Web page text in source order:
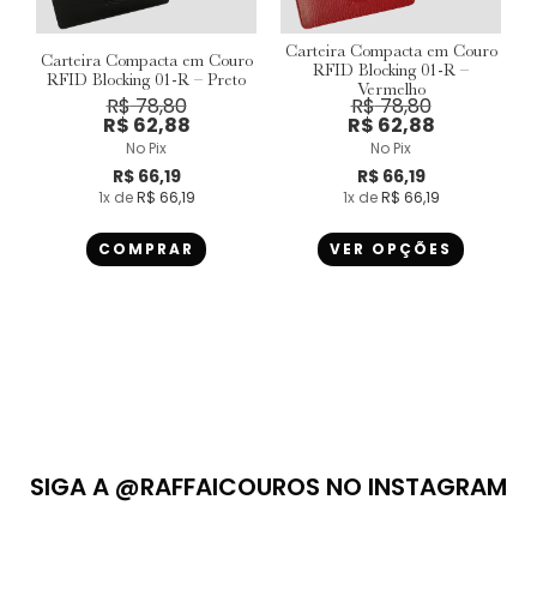
Carteira Compacta em Couro
RFID Blocking 01-R – Preto
R$78,80
R$ 62,88
No Pix
R$66,19
1x deR$ 66,19
COMPRAR
Carteira Compacta em Couro
RFID Blocking 01-R –
Vermelho
R$78,80
R$ 62,88
No Pix
R$66,19
1x deR$ 66,19
VER OPÇÕES
SIGA A @RAFFAICOUROS NO INSTAGRAM